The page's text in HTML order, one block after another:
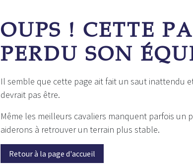
Erreur 404
OUPS ! CETTE
PERDU SON
Il semble que cette page ait fait un saut inattendu
devrait pas être.
Même les meilleurs cavaliers manquent parfois un
aiderons à retrouver un terrain plus stable.
Retour à la page d'accueil